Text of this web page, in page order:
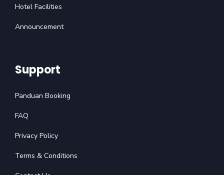
Hotel Facilities
Announcement
Support
Panduan Booking
FAQ
Privacy Policy
Terms & Conditions